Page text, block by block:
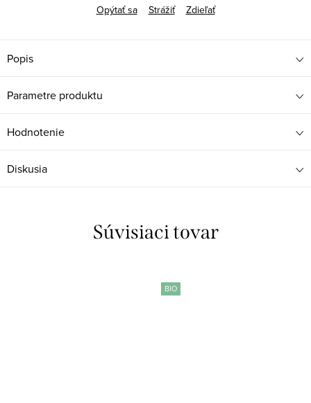
Opýtať sa
Strážiť Zdieľať
Popis
Parametre produktu
Hodnotenie
Diskusia
Súvisiaci tovar
BIO